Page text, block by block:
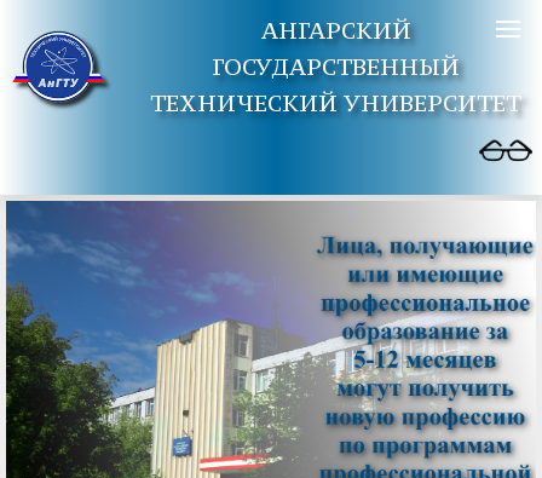
АНГАРСКИЙ
ГОСУДАРСТВЕННЫЙ
ТЕХНИЧЕСКИЙ УНИВЕРСИТЕТ